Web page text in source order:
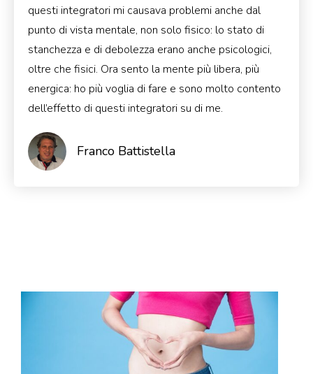
questi integratori mi causava problemi anche dal
punto di vista mentale, non solo fisico: lo stato di
stanchezza e di debolezza erano anche psicologici,
oltre che fisici. Ora sento la mente più libera, più
energica: ho più voglia di fare e sono molto contento
dell’effetto di questi integratori su di me.
Franco Battistella